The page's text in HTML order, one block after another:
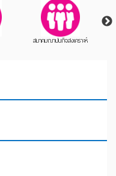
สมาคมฌาปนกิจสงเคราะห์